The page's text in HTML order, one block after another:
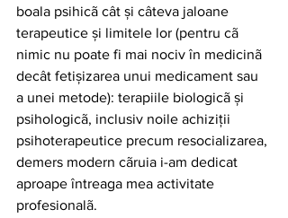
boala psihicã cât și câteva jaloane
terapeutice și limitele lor (pentru cã
nimic nu poate fi mai nociv în medicinã
decât fetișizarea unui medicament sau
a unei metode): terapiile biologicã și
psihologicã, inclusiv noile achiziții
psihoterapeutice precum resocializarea,
demers modern cãruia i-am dedicat
aproape întreaga mea activitate
profesionalã.